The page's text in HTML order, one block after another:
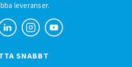
leveranser.
SNABBT